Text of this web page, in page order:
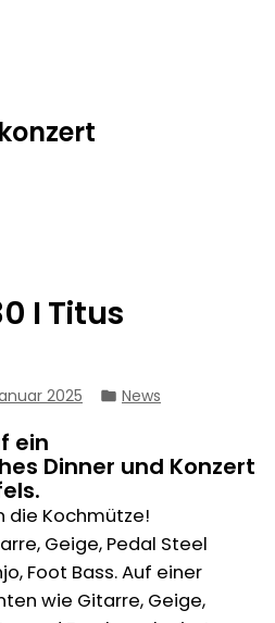
I Titus
2025
Veröffentlicht
News
ein
Dinner und Konzert
.
die Kochmütze!
Geige, Pedal Steel
Foot Bass. Auf einer
wie Gitarre, Geige,